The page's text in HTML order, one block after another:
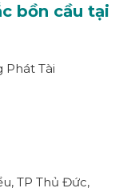
bồn cầu tại
Phát Tài
TP Thủ Đức,